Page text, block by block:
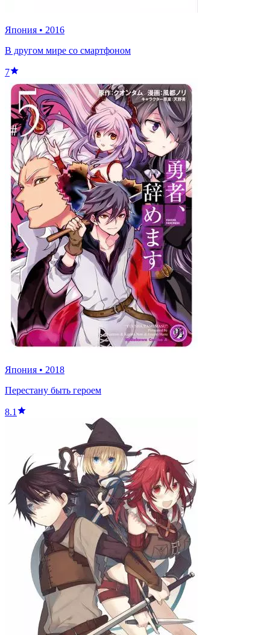
Япония • 2016
В другом мире со смартфоном
7
Япония • 2018
Перестану быть героем
8.1